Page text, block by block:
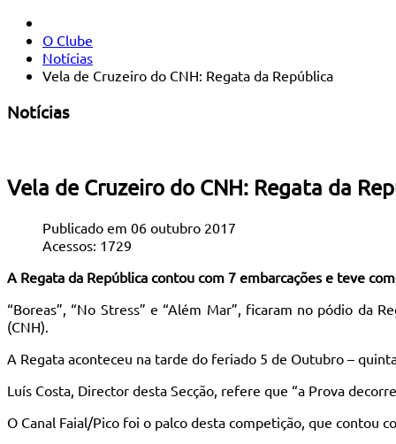
O Clube
Notícias
Vela de Cruzeiro do CNH: Regata da República
Notícias
Vela de Cruzeiro do CNH: Regata da
Publicado em 06 outubro 2017
Acessos: 1729
A Regata da República contou com 7 embarcações e teve
“Boreas”, “No Stress” e “Além Mar”, ficaram no pódio da
(CNH).
A Regata aconteceu na tarde do feriado 5 de Outubro –
Luís Costa, Director desta Secção, refere que “a Prova
O Canal Faial/Pico foi o palco desta competição, que contou